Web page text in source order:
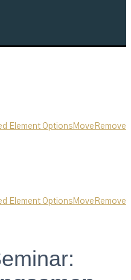
Element Options Move Remove
Element Options Move Remove